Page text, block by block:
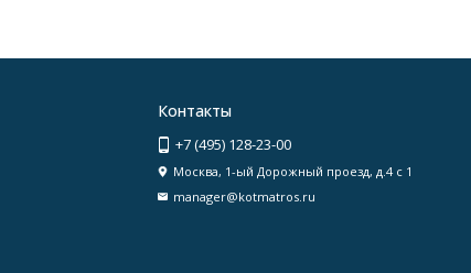
Контакты
+7 (495) 128-23-00
Москва, 1-ый Дорожный проезд, д.4 с 1
manager@kotmatros.ru